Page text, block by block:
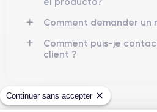
Continuer sans accepter
Comment demander un
Comment puis-je
client ?